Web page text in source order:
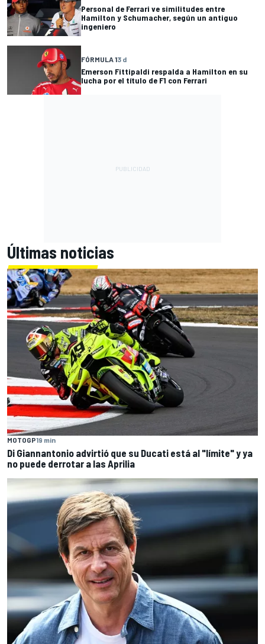
Personal de Ferrari ve similitudes entre
Hamilton y Schumacher, según un antiguo
ingeniero
FÓRMULA 13 d
Emerson Fittipaldi respalda a Hamilton en su
lucha por el título de F1 con Ferrari
Últimas noticias
MOTOGP19 min
Di Giannantonio advirtió que su Ducati está al "límite" y ya
no puede derrotar a las Aprilia